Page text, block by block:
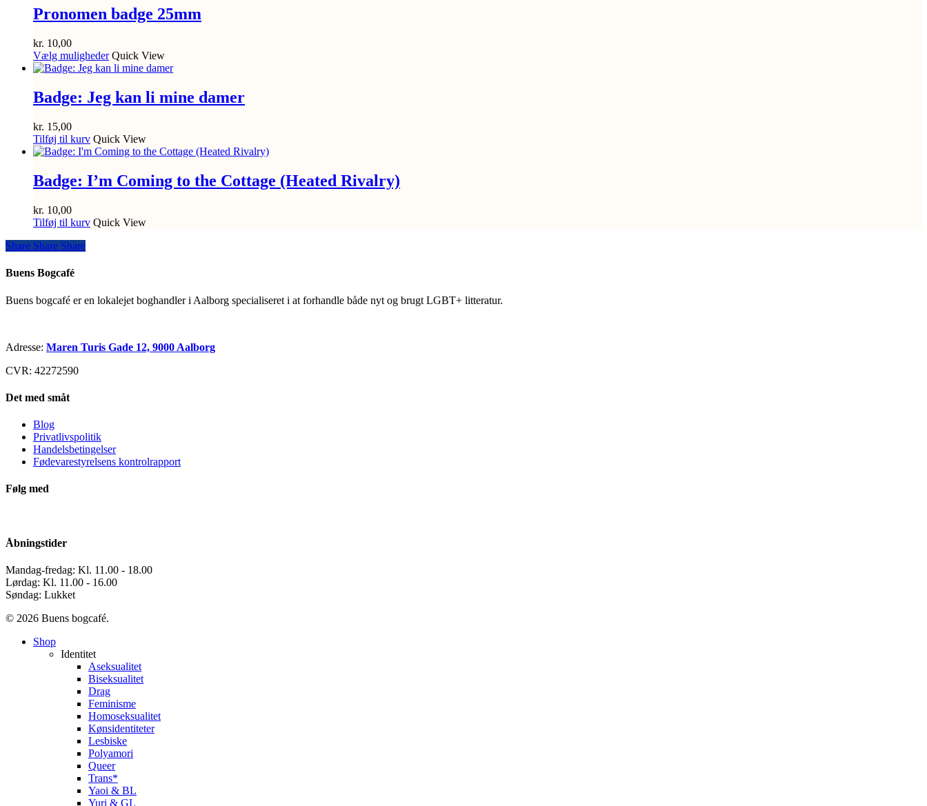
Pronomen badge 25mm
kr. 10,00
Vælg muligheder Dette
vare
flere
varianter.
vælges
på
Quick View
Badge: Jeg kan li mine damer
kr. 15,00
Tilføj til kurv Quick View
Badge: I’m Coming to the Cottage (Heated Rivalry)
kr. 10,00
Tilføj til kurv Quick View
Share
Share Share Share
Buens Bogcafé
Buens bogcafé er en lokalejet boghandler i Aalborg specialiseret i at forhandle både nyt og brugt LGBT+ litteratur.
Adresse: Maren Turis Gade 12, 9000 Aalborg
CVR: 42272590
Det med småt
Blog
Privatlivspolitik
Handelsbetingelser
Fødevarestyrelsens kontrolrapport
Følg med
Åbningstider
Mandag-fredag: Kl. 11.00 - 18.00
Lørdag: Kl. 11.00 - 16.00
Søndag: Lukket
© 2026 Buens bogcafé.
Close
Shop
Identitet
Aseksualitet
Biseksualitet
Drag
Feminisme
Homoseksualitet
Kønsidentiteter
Lesbiske
Polyamori
Queer
Trans*
Yaoi & BL
Yuri & GL